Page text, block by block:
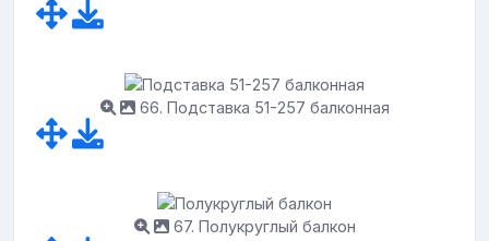
66. Подставка 51-257 балконная
67. Полукруглый балкон